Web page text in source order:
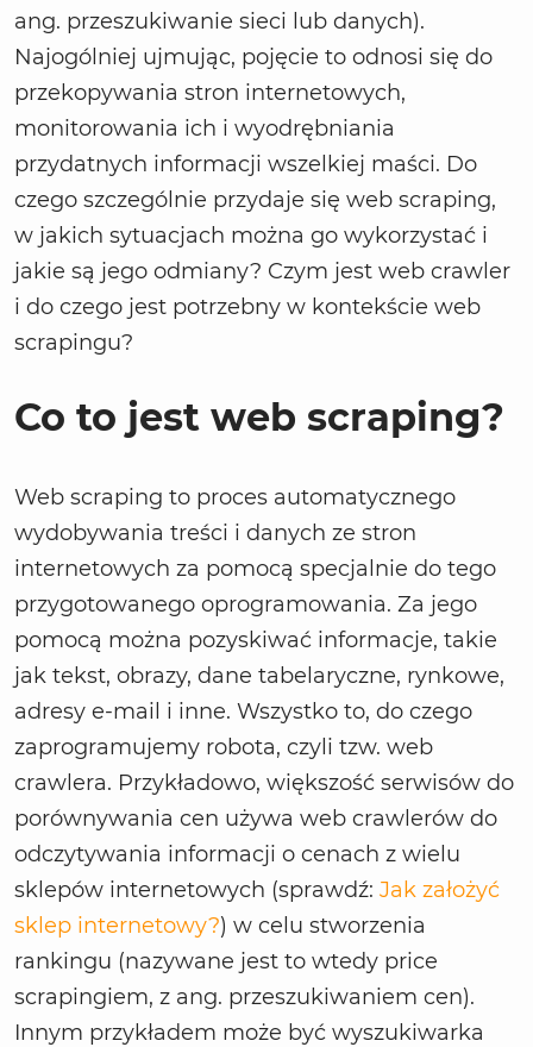
ang. przeszukiwanie sieci lub danych).
Najogólniej ujmując, pojęcie to odnosi się do
przekopywania stron internetowych,
monitorowania ich i wyodrębniania
przydatnych informacji wszelkiej maści. Do
czego szczególnie przydaje się web scraping,
w jakich sytuacjach można go wykorzystać i
jakie są jego odmiany? Czym jest web crawler
i do czego jest potrzebny w kontekście web
scrapingu?
Co to jest web scraping?
Web scraping to proces automatycznego
wydobywania treści i danych ze stron
internetowych za pomocą specjalnie do tego
przygotowanego oprogramowania. Za jego
pomocą można pozyskiwać informacje, takie
jak tekst, obrazy, dane tabelaryczne, rynkowe,
adresy e-mail i inne. Wszystko to, do czego
zaprogramujemy robota, czyli tzw. web
crawlera. Przykładowo, większość serwisów do
porównywania cen używa web crawlerów do
odczytywania informacji o cenach z wielu
sklepów internetowych (sprawdź: Jak założyć
sklep internetowy?) w celu stworzenia
rankingu (nazywane jest to wtedy price
scrapingiem, z ang. przeszukiwaniem cen).
Innym przykładem może być wyszukiwarka